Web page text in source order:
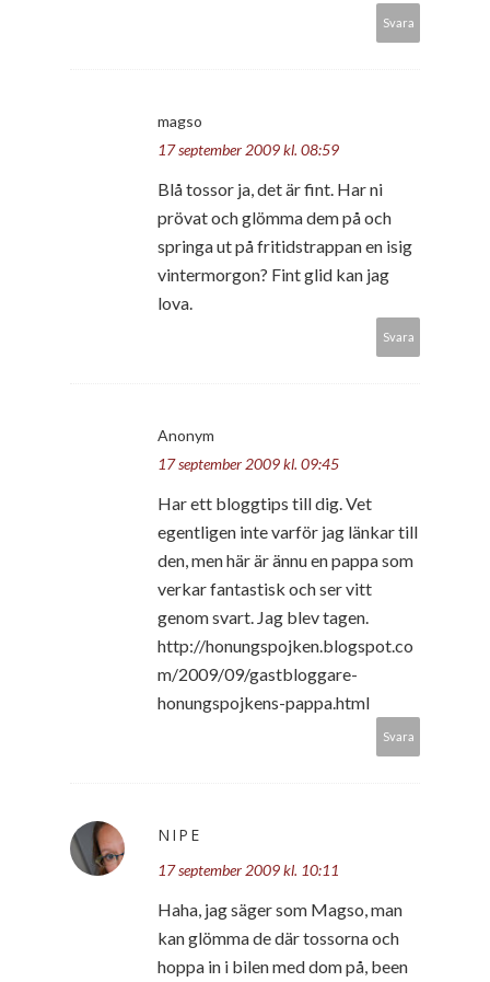
Svara
magso
17 september 2009 kl. 08:59
Blå tossor ja, det är fint. Har ni
prövat och glömma dem på och
springa ut på fritidstrappan en isig
vintermorgon? Fint glid kan jag
lova.
Svara
Anonym
17 september 2009 kl. 09:45
Har ett bloggtips till dig. Vet
egentligen inte varför jag länkar till
den, men här är ännu en pappa som
verkar fantastisk och ser vitt
genom svart. Jag blev tagen.
http://honungspojken.blogspot.co
m/2009/09/gastbloggare-
honungspojkens-pappa.html
Svara
NIPE
17 september 2009 kl. 10:11
Haha, jag säger som Magso, man
kan glömma de där tossorna och
hoppa in i bilen med dom på, been